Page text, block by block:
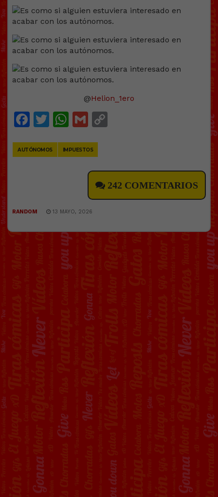
@Helion_1ero
Facebook
Twitter
WhatsApp
Gmail
AUTÓNOMOS IMPUESTOS
242 COMENTARIOS
RANDOM 13 MAYO, 2026